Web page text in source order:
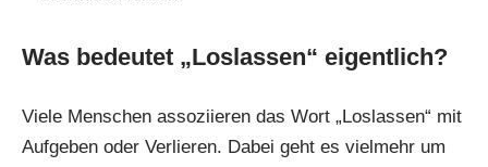
Was bedeutet „Loslassen“ eigentlich?
Viele Menschen assoziieren das Wort „Loslassen“ mit
Aufgeben oder Verlieren. Dabei geht es vielmehr um